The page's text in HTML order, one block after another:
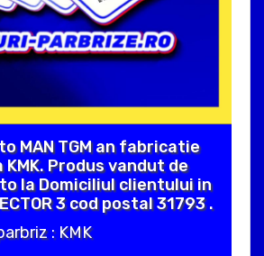
MAN TGM an fabricatie
KMK. Produs vandut de
la Domiciliul clientului in
3 cod postal 31793 .
: KMK